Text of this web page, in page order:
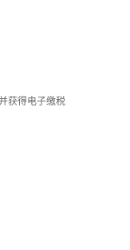
获得电子缴税